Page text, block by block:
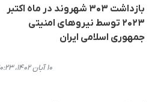
بازداشت ۳۰۳ شهروند در ماه اکتبر
۲۰۲۳ توسط نیروهای امنیتی
جمهوری اسلامی ایران
۱۰ آبان ۱۴۰۲، ۲۰:۲۳